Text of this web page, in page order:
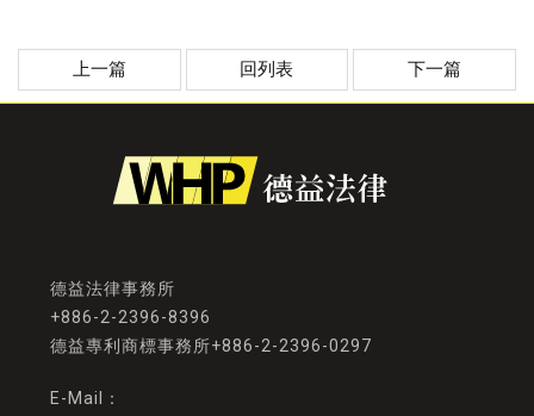
上一篇 回列表 下一篇
+886-2-2396-8396
德益專利商標事務所+886-2-2396-0297